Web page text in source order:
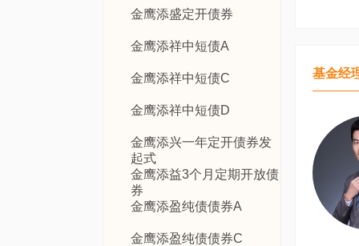
金鹰添盛定开债券
金鹰添祥中短债A
金鹰添祥中短债C
金鹰添祥中短债D
金鹰添兴一年定开债券发
起式
金鹰添益3个月定期开放债
券
金鹰添盈纯债债券A
金鹰添盈纯债债券C
基金经